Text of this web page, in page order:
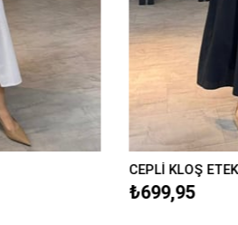
CEPLİ KLOŞ
₺699,95